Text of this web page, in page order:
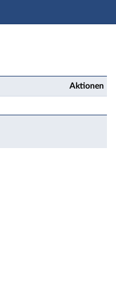
- Seminar 4:
Aktionen